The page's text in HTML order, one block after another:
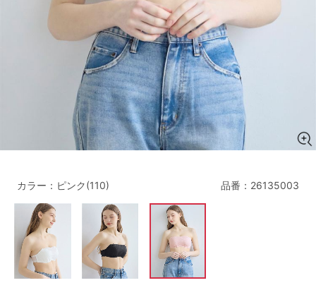
A70 A75
B75 B80
C70 C75 C80 C85
D70 D75 D80 D85
E65 E70 E75 E80 E85
F65 F70
G65 G75
H70 H75
SS M
すべてのサイズを表示する
～999円 1,000～1,999円
2,000～2,999円 3,000～3,999円
品番： 26135003
カラー：ピンク(110)